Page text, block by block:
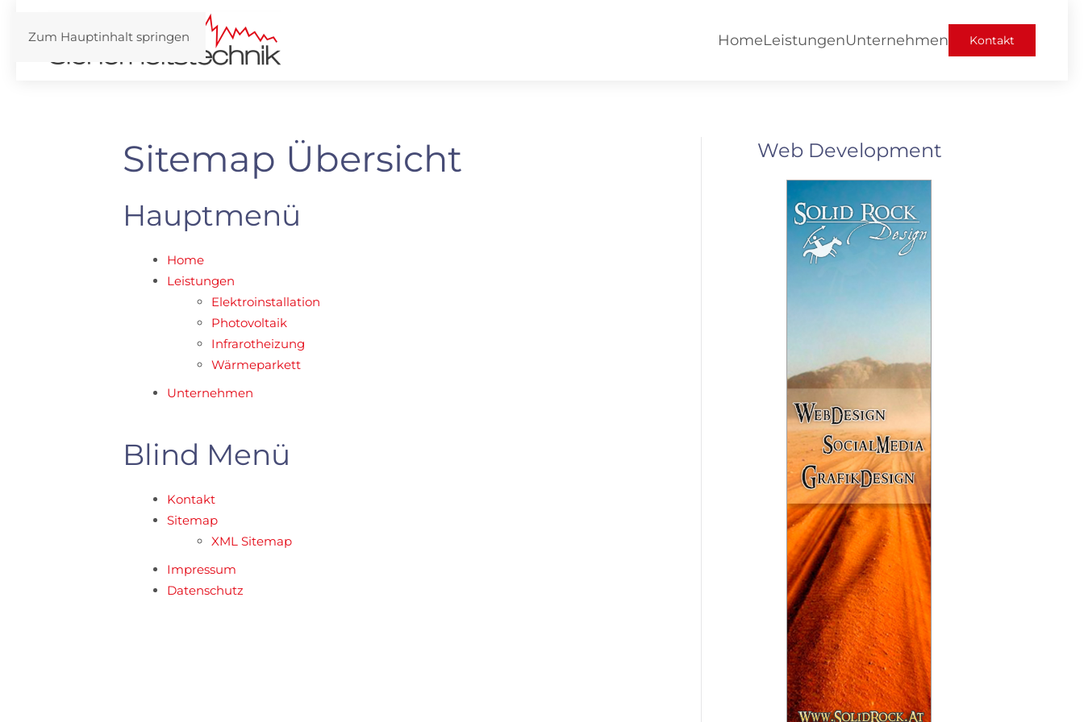
Zum Hauptinhalt springen HomeLeistungenUnternehmen Kontakt
Sitemap Übersicht
Hauptmenü
Home
Leistungen
Elektroinstallation
Photovoltaik
Infrarotheizung
Wärmeparkett
Unternehmen
Blind Menü
Kontakt
Sitemap
XML Sitemap
Impressum
Datenschutz
Web Development